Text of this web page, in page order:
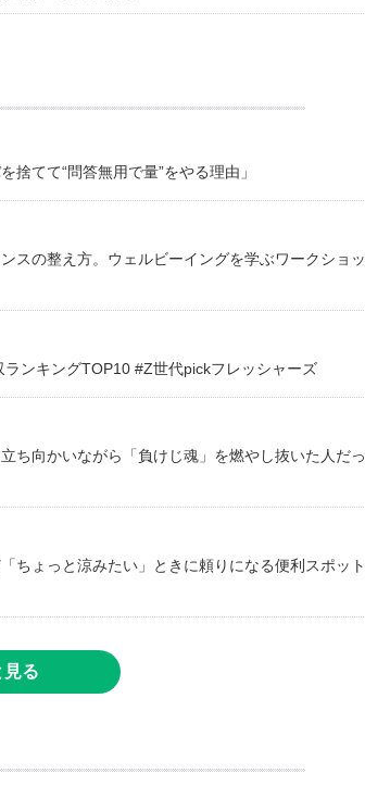
てて“問答無用で量”をやる理由」
スの整え方。ウェルビーイングを学ぶワークショッ
ンキングTOP10 #Z世代pickフレッシャーズ
ち向かいながら「負けじ魂」を燃やし抜いた人だっ
ちょっと涼みたい」ときに頼りになる便利スポット
見る